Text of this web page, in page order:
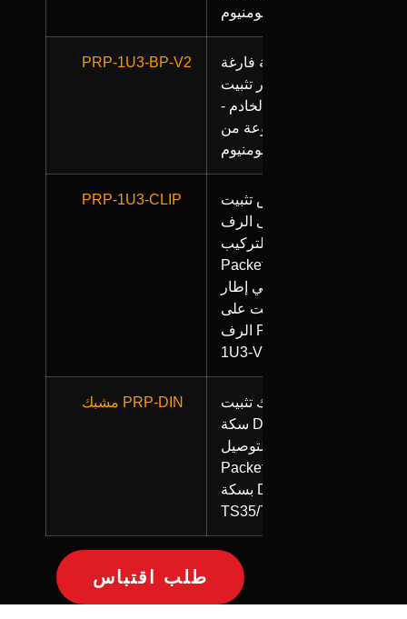
الألومنيوم
PRP-1U3-BP-V2
لوحة فارغة
لإطار تثبيت
رف الخادم -
مصنوعة من
الألومنيوم
PRP-1U3-CLIP
قوس تثبيت
على الرف
لتركيب
PacketRoo
في إطار
التثبيت على
الرف PRP-
1U3-V2.
مشبك PRP-DIN
مشبك تثبيت
سكة DIN
لتوصيل
PacketRoo
بسكة DIN
TS35/7.5.
طلب اقتباس